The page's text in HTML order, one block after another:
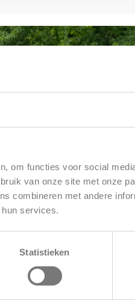
om functies voor social
van onze site met onze
combineren met andere
services.
Statistieken
Schmidt